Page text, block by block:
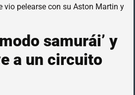
vio pelearse con su Aston Martin y
samurái’ y
a un circuito